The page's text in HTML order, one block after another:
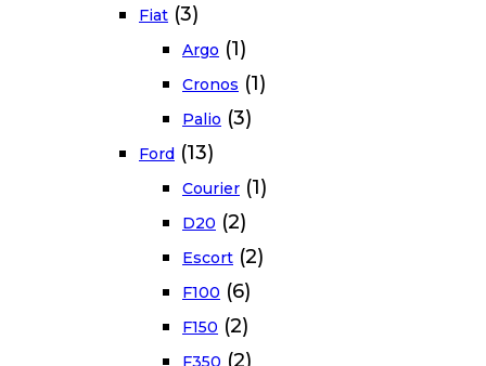
Fiat (3)
Argo (1)
Cronos (1)
Palio (3)
Ford (13)
Courier (1)
D20 (2)
Escort (2)
F100 (6)
F150 (2)
F350 (2)